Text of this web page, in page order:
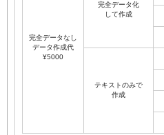
完全データなし
データ作成代
¥5000
完全データ化
して作成
テキストのみで
作成